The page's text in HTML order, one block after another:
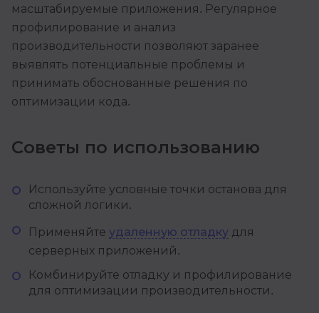
масштабируемые приложения. Регулярное
профилирование и анализ
производительности позволяют заранее
выявлять потенциальные проблемы и
принимать обоснованные решения по
оптимизации кода.
Советы по использованию
Используйте условные точки останова для
сложной логики.
Применяйте удаленную отладку для
серверных приложений.
Комбинируйте отладку и профилирование
для оптимизации производительности.